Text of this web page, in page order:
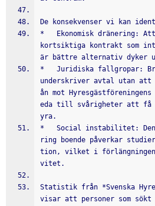
De konsekvenser vi kan
*   Ekonomisk dränering:
kortsiktiga kontrakt som
är bättre alternativ dyker
*   Juridiska fallgropar:
underskriver avtal utan
ån mot
eda till svårigheter att få
yra.
*   Social instabilitet: Den
ring boende påverkar
tion, vilket i förlängningen
vitet.
Statistik från *Svenska
visar att personer som sökt